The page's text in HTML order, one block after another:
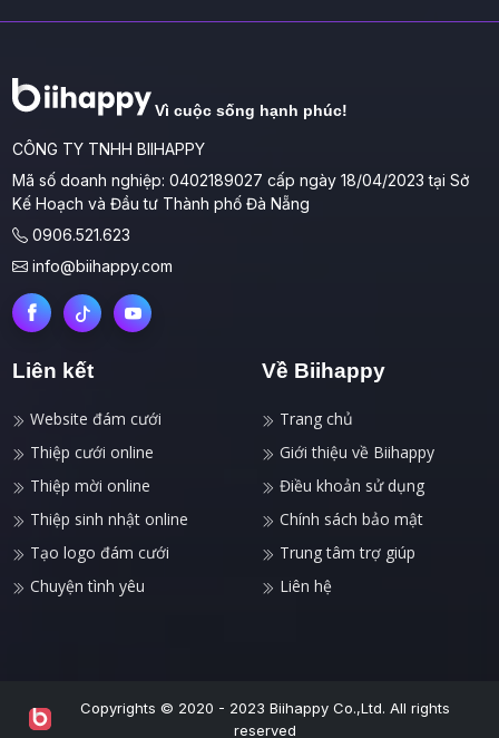
Vì cuộc sống hạnh phúc!
CÔNG TY TNHH BIIHAPPY
Mã số doanh nghiệp: 0402189027 cấp ngày 18/04/2023 tại Sở
Kế Hoạch và Đầu tư Thành phố Đà Nẵng
0906.521.623
info@biihappy.com
Liên kết
Website đám cưới
Thiệp cưới online
Thiệp mời online
Thiệp sinh nhật online
Tạo logo đám cưới
Chuyện tình yêu
Về Biihappy
Trang chủ
Giới thiệu về Biihappy
Điều khoản sử dụng
Chính sách bảo mật
Trung tâm trợ giúp
Liên hệ
Copyrights © 2020 - 2023 Biihappy Co.,Ltd. All rights
reserved